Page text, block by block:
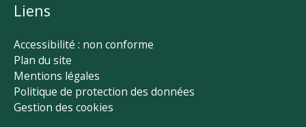
Liens
Accessibilité : non conforme
Plan du site
Mentions légales
Politique de protection des données
Gestion des cookies